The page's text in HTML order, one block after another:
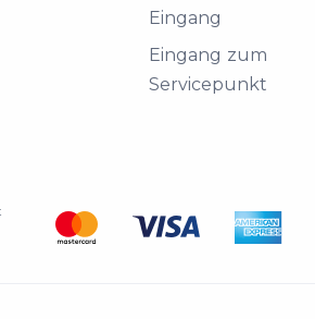
Eingang
Eingang zum
Servicepunkt